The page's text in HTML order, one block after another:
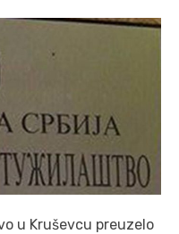
u Kruševcu preuzelo